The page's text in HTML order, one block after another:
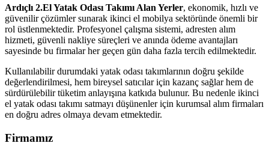
Ardıçlı 2.El Yatak Odası Takımı Alan Yerler, ekonomik, hızlı ve
güvenilir çözümler sunarak ikinci el mobilya sektöründe önemli bir
rol üstlenmektedir. Profesyonel çalışma sistemi, adresten alım
hizmeti, güvenli nakliye süreçleri ve anında ödeme avantajları
sayesinde bu firmalar her geçen gün daha fazla tercih edilmektedir.
Kullanılabilir durumdaki yatak odası takımlarının doğru şekilde
değerlendirilmesi, hem bireysel satıcılar için kazanç sağlar hem de
sürdürülebilir tüketim anlayışına katkıda bulunur. Bu nedenle ikinci
el yatak odası takımı satmayı düşünenler için kurumsal alım firmaları
en doğru adres olmaya devam etmektedir.
Firmamız